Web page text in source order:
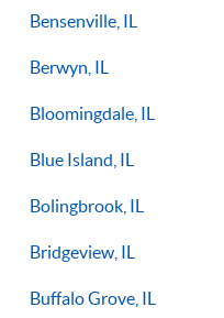
Bensenville, IL
Berwyn, IL
Bloomingdale, IL
Blue Island, IL
Bolingbrook, IL
Bridgeview, IL
Buffalo Grove, IL